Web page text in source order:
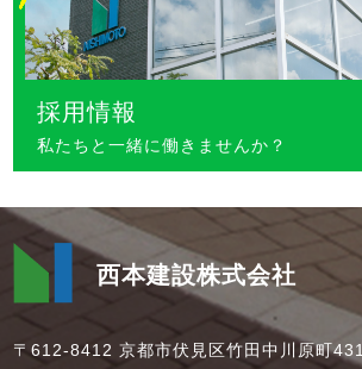
採用情報
私たちと一緒に働きませんか？
西本建設株式会社
〒612-8412 京都市伏見区竹田中川原町431